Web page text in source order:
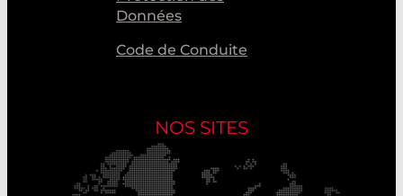
Données
Code de Conduite
NOS SITES